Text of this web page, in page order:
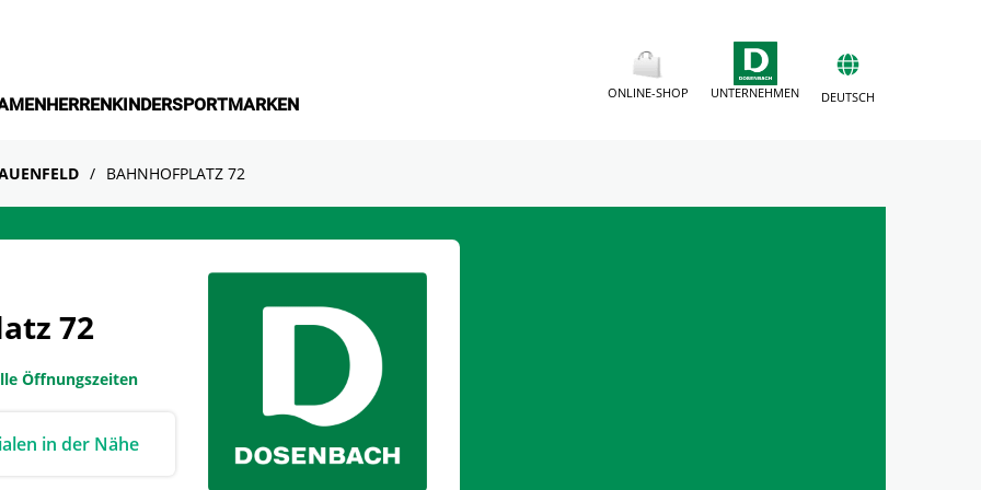
HERRENKINDERSPORTMARKEN
ONLINE-SHOP UNTERNEHMEN DEUTSCH
BAHNHOFPLATZ 72
72
Öffnungszeiten
in der Nähe